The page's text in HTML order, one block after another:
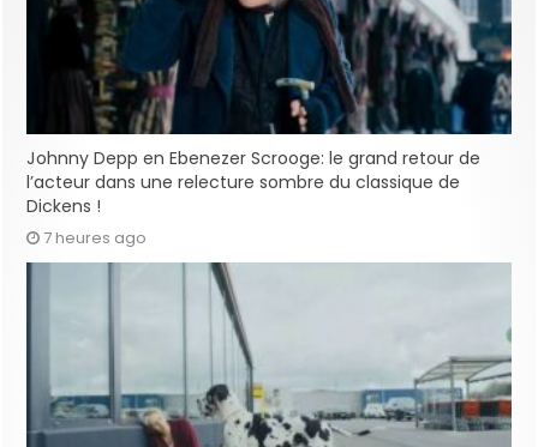
Johnny Depp en Ebenezer Scrooge: le grand retour de
l’acteur dans une relecture sombre du classique de
Dickens !
7 heures ago